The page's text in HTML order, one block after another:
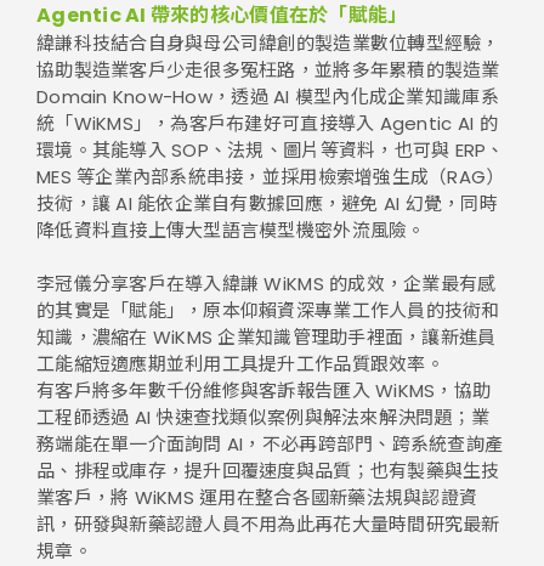
Agentic AI 帶來的核心價值在於「賦能」
緯謙科技結合自身與母公司緯創的製造業數位轉型經驗，
協助製造業客戶少走很多冤枉路，並將多年累積的製造業
Domain Know-How，透過 AI 模型內化成企業知識庫系
統「WiKMS」，為客戶布建好可直接導入 Agentic AI 的
環境。其能導入 SOP、法規、圖片等資料，也可與 ERP、
MES 等企業內部系統串接，並採用檢索增強生成（RAG）
技術，讓 AI 能依企業自有數據回應，避免 AI 幻覺，同時
降低資料直接上傳大型語言模型機密外流風險。
李冠儀分享客戶在導入緯謙 WiKMS 的成效，企業最有感
的其實是「賦能」，原本仰賴資深專業工作人員的技術和
知識，濃縮在 WiKMS 企業知識管理助手裡面，讓新進員
工能縮短適應期並利用工具提升工作品質跟效率。
有客戶將多年數千份維修與客訴報告匯入 WiKMS，協助
工程師透過 AI 快速查找類似案例與解法來解決問題；業
務端能在單一介面詢問 AI，不必再跨部門、跨系統查詢產
品、排程或庫存，提升回覆速度與品質；也有製藥與生技
業客戶，將 WiKMS 運用在整合各國新藥法規與認證資
訊，研發與新藥認證人員不用為此再花大量時間研究最新
規章。